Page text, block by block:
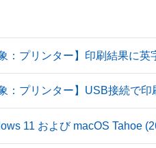
象：プリンター】印刷結果に
象：プリンター】USB接続で
11 および macOS Tahoe